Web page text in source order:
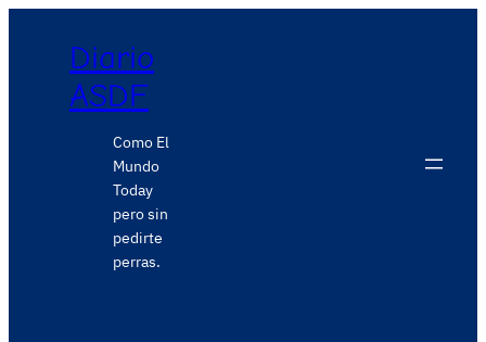
Diario
ASDF
Como El
Mundo
Today
pero sin
pedirte
perras.